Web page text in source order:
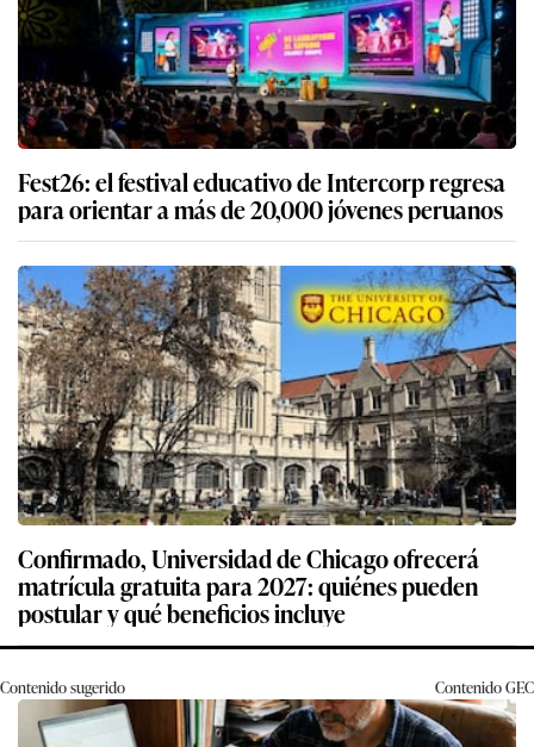
Fest26: el festival educativo de Intercorp regresa
para orientar a más de 20,000 jóvenes peruanos
Confirmado, Universidad de Chicago ofrecerá
matrícula gratuita para 2027: quiénes pueden
postular y qué beneficios incluye
Contenido sugerido ContenidoGEC